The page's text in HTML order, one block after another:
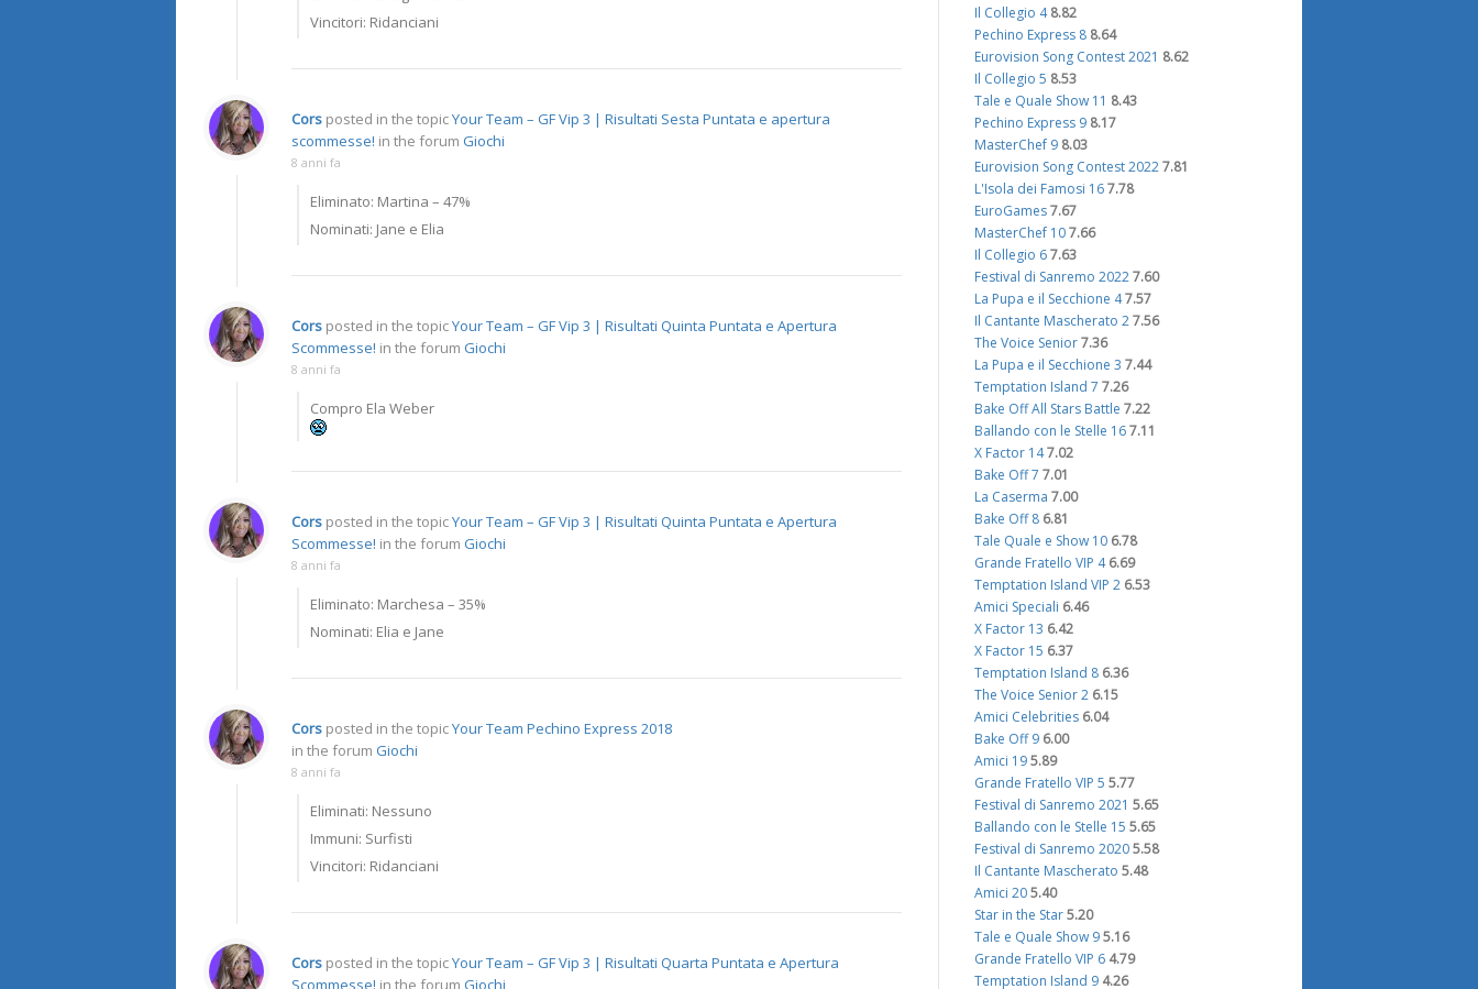
Vincitori: Ridanciani
Cors posted in the topicYour Team – GF Vip 3 | Risultati Sesta Puntata e apertura
scommesse! in the forum Giochi
8 anni fa
Eliminato: Martina – 47%
Nominati: Jane e Elia
Cors posted in the topicYour Team – GF Vip 3 | Risultati Quinta Puntata e Apertura
Scommesse! in the forum Giochi
8 anni fa
Compro Ela Weber
Cors posted in the topicYour Team – GF Vip 3 | Risultati Quinta Puntata e Apertura
Scommesse! in the forum Giochi
8 anni fa
Eliminato: Marchesa – 35%
Nominati: Elia e Jane
Cors posted in the topicYour Team Pechino Express 2018
in the forum Giochi
8 anni fa
Eliminati: Nessuno
Immuni: Surfisti
Vincitori: Ridanciani
Cors posted in the topicYour Team – GF Vip 3 | Risultati Quarta Puntata e Apertura
Scommesse! in the forum Giochi
Il Collegio 4 8.82
Pechino Express 8 8.64
Eurovision Song Contest 2021 8.62
Il Collegio 5 8.53
Tale e Quale Show 11 8.43
Pechino Express 9 8.17
MasterChef 9 8.03
Eurovision Song Contest 2022 7.81
L'Isola dei Famosi 16 7.78
EuroGames 7.67
MasterChef 10 7.66
Il Collegio 6 7.63
Festival di Sanremo 2022 7.60
La Pupa e il Secchione 47.57
Il Cantante Mascherato 2 7.56
The Voice Senior 7.36
La Pupa e il Secchione 3 7.44
Temptation Island 7 7.26
Bake Off All Stars Battle 7.22
Ballando con le Stelle 16 7.11
X Factor 147.02
Bake Off 7 7.01
La Caserma 7.00
Bake Off 8 6.81
Tale Quale e Show 10 6.78
Grande Fratello VIP 4 6.69
Temptation Island VIP 2 6.53
Amici Speciali 6.46
X Factor 13 6.42
X Factor 15 6.37
Temptation Island 8 6.36
The Voice Senior 2 6.15
Amici Celebrities 6.04
Bake Off 9 6.00
Amici 19 5.89
Grande Fratello VIP 5 5.77
Festival di Sanremo 2021 5.65
Ballando con le Stelle 15 5.65
Festival di Sanremo 2020 5.58
Il Cantante Mascherato 5.48
Amici 20 5.40
Star in the Star 5.20
Tale e Quale Show 9 5.16
Grande Fratello VIP 6 4.79
Temptation Island 9 4.26